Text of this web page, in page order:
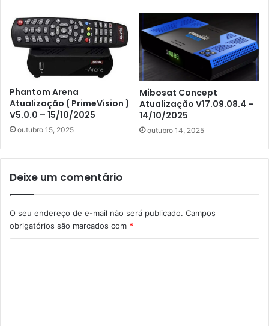
Phantom Arena
Atualização ( PrimeVision )
V5.0.0 – 15/10/2025
outubro 15, 2025
Mibosat Concept
Atualização V17.09.08.4 –
14/10/2025
outubro 14, 2025
Deixe um comentário
O seu endereço de e-mail não será publicado. Campos
obrigatórios são marcados com *